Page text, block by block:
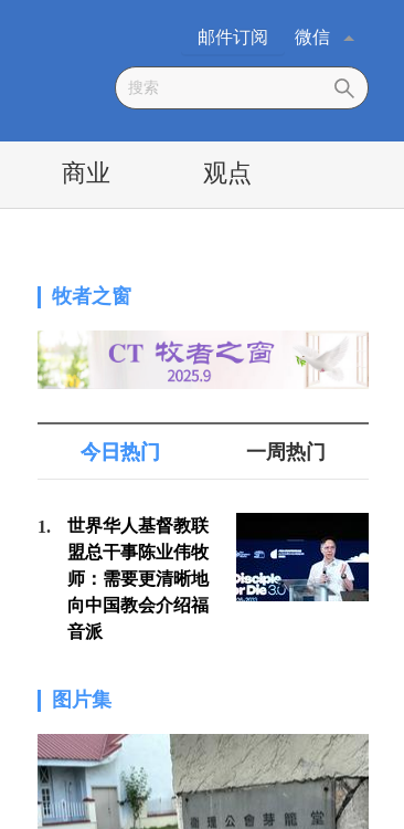
微信
邮件订阅
商业 观点
牧者之窗
今日热门 一周热门
1.
世界华人基督教联
盟总干事陈业伟牧
师：需要更清晰地
向中国教会介绍福
音派
图片集